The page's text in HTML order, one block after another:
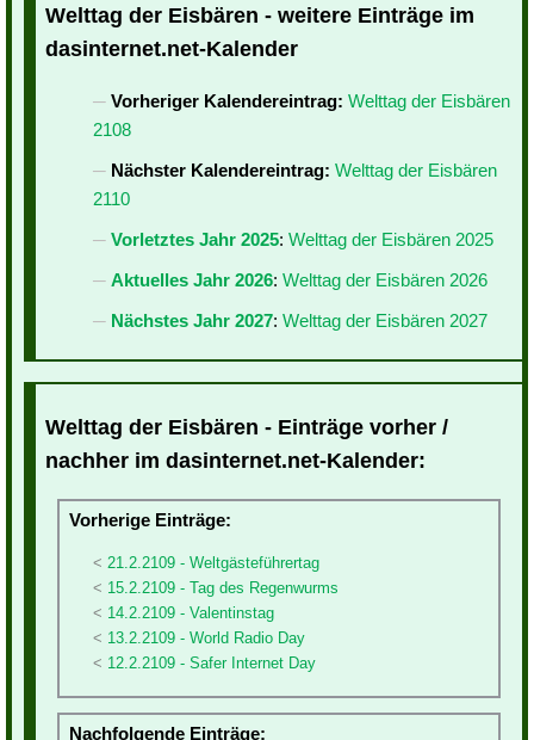
Welttag der Eisbären - weitere Einträge im
dasinternet.net-Kalender
Vorheriger Kalendereintrag: Welttag der Eisbären
2108
Nächster Kalendereintrag: Welttag der Eisbären
2110
Vorletztes Jahr 2025: Welttag der Eisbären 2025
Aktuelles Jahr 2026: Welttag der Eisbären 2026
Nächstes Jahr 2027: Welttag der Eisbären 2027
Welttag der Eisbären - Einträge vorher /
nachher im dasinternet.net-Kalender:
Vorherige Einträge:
21.2.2109 - Weltgästeführertag
15.2.2109 - Tag des Regenwurms
14.2.2109 - Valentinstag
13.2.2109 - World Radio Day
12.2.2109 - Safer Internet Day
Nachfolgende Einträge: